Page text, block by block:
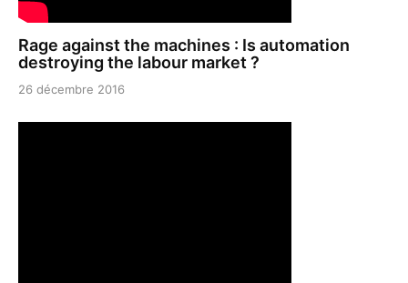
Rage against the machines : Is automation
destroying the labour market ?
26 décembre 2016